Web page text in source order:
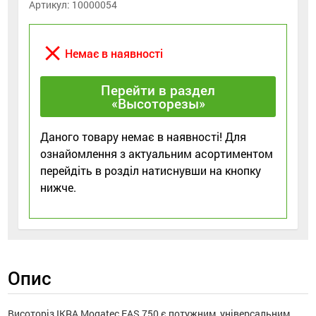
Артикул: 10000054
close Немає в наявності
Перейти в раздел
«Высоторезы»
Даного товару немає в наявності! Для
ознайомлення з актуальним асортиментом
перейдіть в розділ натиснувши на кнопку
нижче.
Опис